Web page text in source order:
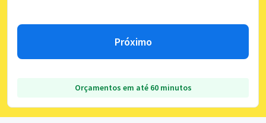
Próximo
Orçamentos em até 60 minutos